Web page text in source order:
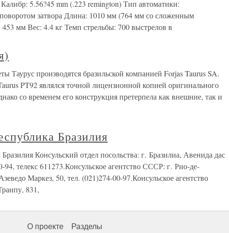
Калибр: 5.56?45 mm (.223 remington) Тип автоматики:
затвора Длина: 1010 мм (764 мм со сложенным
мм Вес: 4.4 кг Темп стрельбы: 700 выстрелов в
Таурус производятся бразильской компанией Forjas Taurus SA.
PT92 являлся точной лицензионной копией оригинального
со временем его конструкция претерпела как внешние, так и
Бразилия
Консульский отдел посольства: г. Бразилиа, Авенида дас
телекс 611273.Консульское агентство СССР: г. Рио-де-
Маркез, 50, тел. (021)274-00-97.Консульское агентство
831,
О проекте Разделы